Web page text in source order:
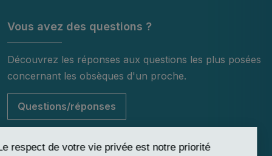
Vous avez des questions ?
Découvrez les réponses aux questions les plus posées
concernant les obsèques d'un proche.
Questions/réponses